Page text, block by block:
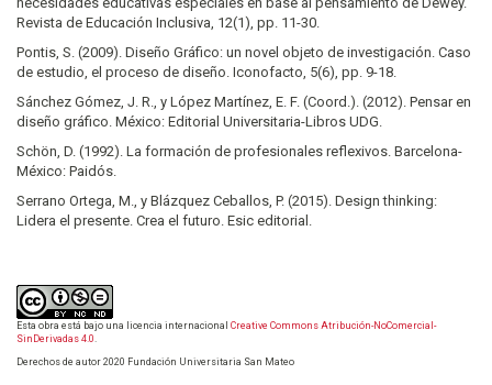
Revista de Educación Inclusiva, 12(1), pp. 11-30.
Pontis, S. (2009). Diseño Gráfico: un novel objeto de investigación. Caso
de estudio, el proceso de diseño. Iconofacto, 5(6), pp. 9-18.
Sánchez Gómez, J. R., y López Martínez, E. F. (Coord.). (2012). Pensar en
diseño gráfico. México: Editorial Universitaria-Libros UDG.
Schön, D. (1992). La formación de profesionales reflexivos. Barcelona-
México: Paidós.
Serrano Ortega, M., y Blázquez Ceballos, P. (2015). Design thinking:
Lidera el presente. Crea el futuro. Esic editorial.
Esta obra está bajo una licencia internacional Creative Commons Atribución-NoComercial-
SinDerivadas 4.0.
Derechos de autor 2020 Fundación Universitaria San Mateo